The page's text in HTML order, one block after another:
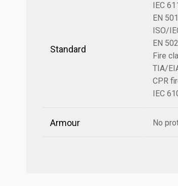
Standard
IEC
EN
ISO/
EN
Fire
TIA/
CPR
IEC
Armour No